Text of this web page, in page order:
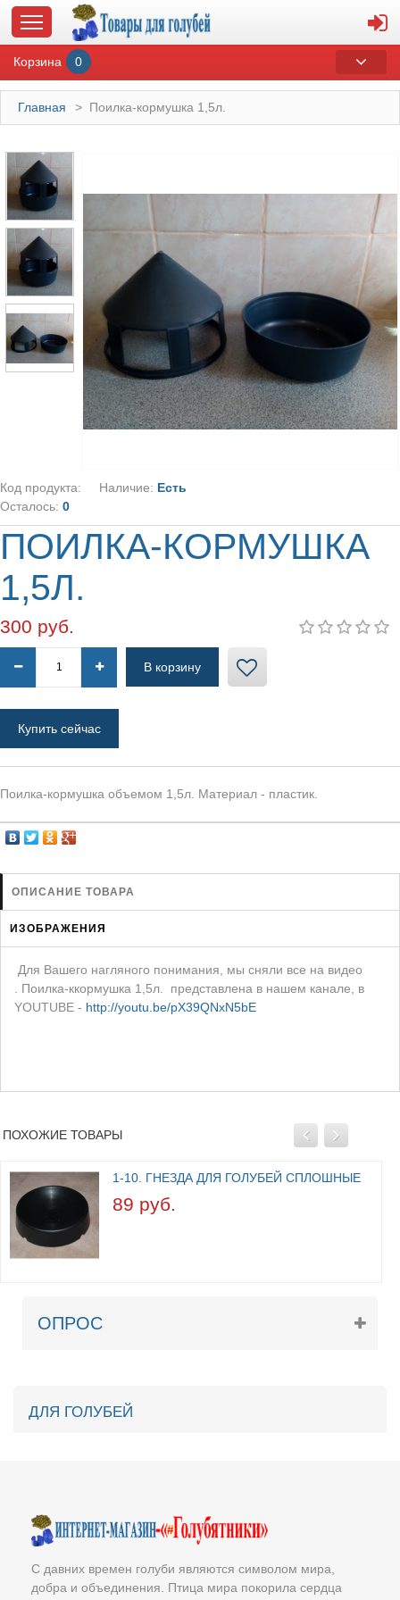
ГЛАВНАЯ
О МАГАЗИНЕ
ОПЛАТА И ДОСТАВКА
КОНТАКТЫ
КАТАЛОГ
СУВЕНИРЫ С ГОЛУБЯМИ
МАРКЕРОВОЧНЫЕ КОЛЬЦА
РОДОВЫЕ КОЛЬЦА
ПОИЛКИ ДЛЯ ГОЛУБЕЙ
ГНЕЗДА ДЛЯ ГОЛУБЕЙ
НАСЕСТЫ ДЛЯ ГОЛУБЕЙ
КЛЕТКИ ДЛЯ ГОЛУБЕЙ
ВИТАМИННАЯ ДОБАВКА
МИНЕРАЛЬНАЯ ДОБАВКА
ЗАЩИТА ОТ ХИЩНИКОВ
НОВИНКИ ДЛЯ ГОЛУБЕЙ
КНИГИ О ГОЛУБЯХ
ТОВАРЫ ДЛЯ ПОПУГАЕВ
ТОВАРЫ ДЛЯ КУР И ДР. ПТИЦ
Корзина 0
Главная > Поилка-кормушка 1,5л.
Код продукта: Наличие: Есть
Осталось: 0
ПОИЛКА-КОРМУШКА
1,5Л.
300 руб.
Купить сейчас
Поилка-кормушка объемом 1,5л. Материал - пластик.
ОПИСАНИЕ ТОВАРА
ИЗОБРАЖЕНИЯ
Для Вашего нагляного понимания, мы сняли все на видео
. Поилка-ккормушка 1,5л. представлена в нашем канале, в
YOUTUBE - http://youtu.be/pX39QNxN5bE
ПОХОЖИЕ ТОВАРЫ
1-10. ГНЕЗДА ДЛЯ ГОЛУБЕЙ СПЛОШНЫЕ
89 руб.
ОПРОС
ДЛЯ ГОЛУБЕЙ
С давних времен голуби являются символом мира,
добра и объединения. Птица мира покорила сердца